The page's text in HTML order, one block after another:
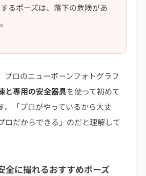
るポーズは、落下の危険があ
プロのニューボーンフォトグラフ
と専用の安全器具を使って初めて
。「プロがやっているから大丈
ロだからできる」のだと理解して
全に撮れるおすすめポーズ